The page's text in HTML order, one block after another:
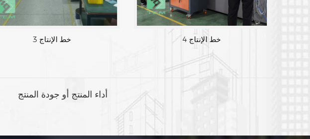
خط الإنتاج 3 خط الإنتاج 4
أداء المنتج أو جودة المنتج